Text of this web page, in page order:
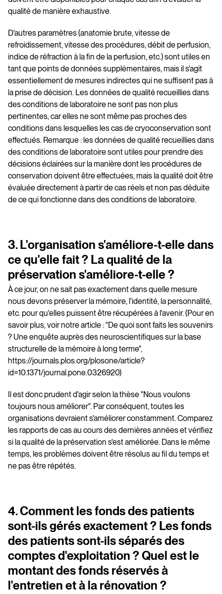
qualité de manière exhaustive.
D'autres paramètres (anatomie brute, vitesse de
refroidissement, vitesse des procédures, débit de perfusion,
indice de réfraction à la fin de la perfusion, etc.) sont utiles en
tant que points de données supplémentaires, mais il s'agit
essentiellement de mesures indirectes qui ne suffisent pas à
la prise de décision. Les données de qualité recueillies dans
des conditions de laboratoire ne sont pas non plus
pertinentes, car elles ne sont même pas proches des
conditions dans lesquelles les cas de cryoconservation sont
effectués. Remarque : les données de qualité recueillies dans
des conditions de laboratoire sont utiles pour prendre des
décisions éclairées sur la manière dont les procédures de
conservation doivent être effectuées, mais la qualité doit être
évaluée directement à partir de cas réels et non pas déduite
de ce qui fonctionne dans des conditions de laboratoire.
3. L'organisation s'améliore-t-elle dans
ce qu'elle fait ? La qualité de la
préservation s'améliore-t-elle ?
À ce jour, on ne sait pas exactement dans quelle mesure
nous devons préserver la mémoire, l'identité, la personnalité,
etc. pour qu'elles puissent être récupérées à l'avenir. (Pour en
savoir plus, voir notre article : "De quoi sont faits les souvenirs
? Une enquête auprès des neuroscientifiques sur la base
structurelle de la mémoire à long terme",
https://journals.plos.org/plosone/article?
id=10.1371/journal.pone.0326920)
Il est donc prudent d'agir selon la thèse "Nous voulons
toujours nous améliorer". Par conséquent, toutes les
organisations devraient s'améliorer constamment. Comparez
les rapports de cas au cours des dernières années et vérifiez
si la qualité de la préservation s'est améliorée. Dans le même
temps, les problèmes doivent être résolus au fil du temps et
ne pas être répétés.
4. Comment les fonds des patients
sont-ils gérés exactement ? Les fonds
des patients sont-ils séparés des
comptes d'exploitation ? Quel est le
montant des fonds réservés à
l'entretien et à la rénovation ?